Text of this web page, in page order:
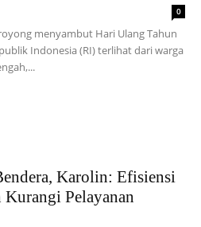
0
menyambut Hari Ulang Tahun
Indonesia (RI) terlihat dari warga
Karolin: Efisiensi
Pelayanan